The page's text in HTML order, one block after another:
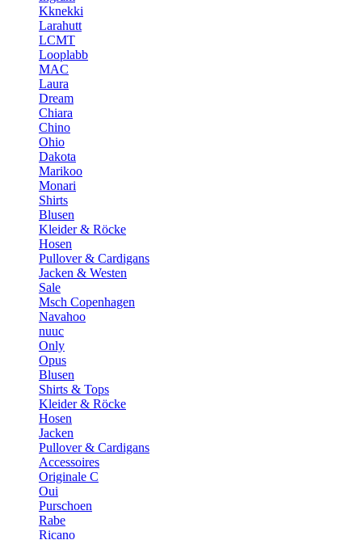
Kknekki
Larahutt
LCMT
Looplabb
MAC
Laura
Dream
Chiara
Chino
Ohio
Dakota
Marikoo
Monari
Shirts
Blusen
Kleider & Röcke
Hosen
Pullover & Cardigans
Jacken & Westen
Sale
Msch Copenhagen
Navahoo
nuuc
Only
Opus
Blusen
Shirts & Tops
Kleider & Röcke
Hosen
Jacken
Pullover & Cardigans
Accessoires
Originale C
Oui
Purschoen
Rabe
Ricano